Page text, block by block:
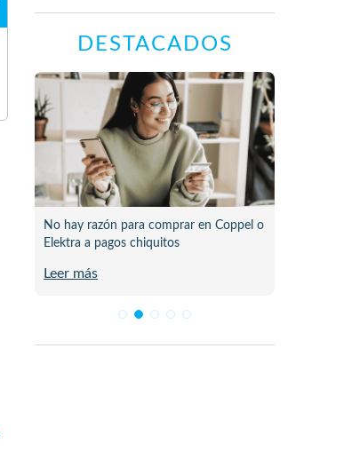
DESTACADOS
No hay razón para comprar en Coppel o
Elektra a pagos chiquitos
Leer más